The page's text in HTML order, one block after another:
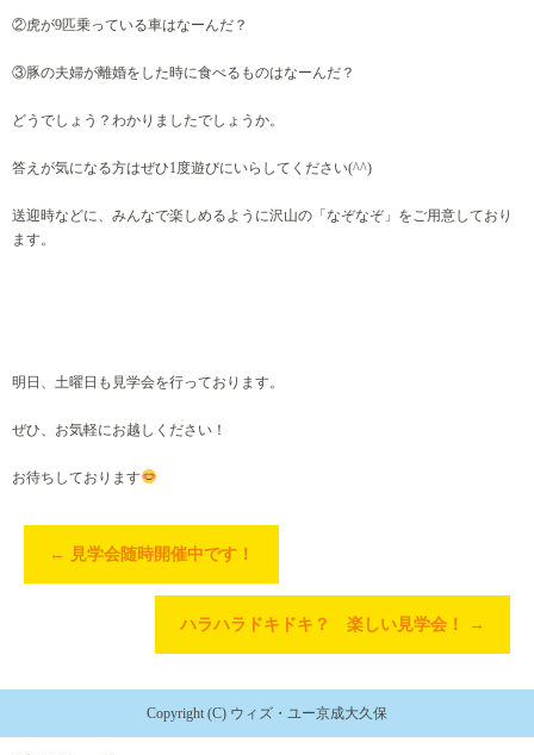
②虎が9匹乗っている車はなーんだ？
③豚の夫婦が離婚をした時に食べるものはなーんだ？
どうでしょう？わかりましたでしょうか。
答えが気になる方はぜひ1度遊びにいらしてください(^^)
送迎時などに、みんなで楽しめるように沢山の「なぞなぞ」をご用意しており
ます。
明日、土曜日も見学会を行っております。
ぜひ、お気軽にお越しください！
お待ちしております
← 見学会随時開催中です！
ハラハラドキドキ？ 楽しい見学会！ →
Copyright (C) ウィズ・ユー京成大久保